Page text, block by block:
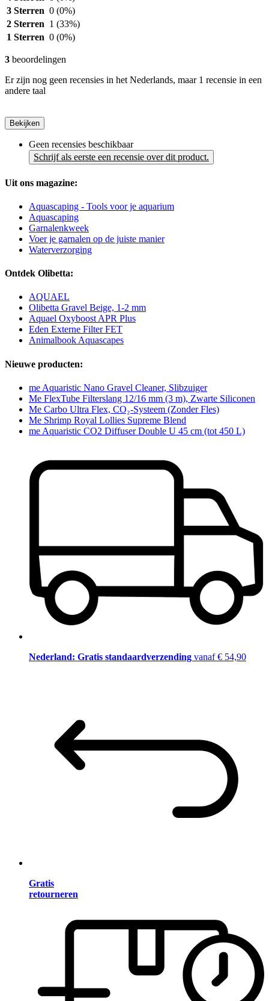
3 Sterren 0 (0%)
2 Sterren 1 (33%)
1 Sterren 0 (0%)
3 beoordelingen
Er zijn nog geen recensies in het Nederlands, maar 1 recensie in een
andere taal
Bekijken
Geen recensies beschikbaar
Schrijf als eerste een recensie over dit product.
Uit ons magazine:
Aquascaping - Tools voor je aquarium
Aquascaping
Garnalenkweek
Voer je garnalen op de juiste manier
Waterverzorging
Ontdek Olibetta:
AQUAEL
Olibetta Gravel Beige, 1-2 mm
Aquael Oxyboost APR Plus
Eden Externe Filter FET
Animalbook Aquascapes
Nieuwe producten:
me Aquaristic Nano Gravel Cleaner, Slibzuiger
Me FlexTube Filterslang 12/16 mm (3 m), Zwarte Siliconen
Me Carbo Ultra Flex, CO₂-Systeem (Zonder Fles)
Me Shrimp Royal Lollies Supreme Blend
me Aquaristic CO2 Diffuser Double U 45 cm (tot 450 L)
Nederland: Gratis standaardverzending vanaf € 54,90
Gratis
retourneren